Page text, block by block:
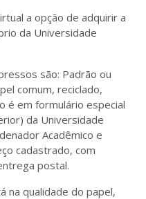
a opção de adquirir a
da Universidade
são: Padrão ou
comum, reciclado,
é em formulário especial
da Universidade
Acadêmico e
cadastrado, com
postal.
na qualidade do papel,